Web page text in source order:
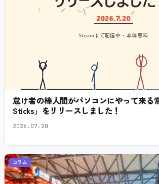
怠け者の棒人間がパソコンにやって来る
Sticks」をリリースしました！
2026.07.20
コラム